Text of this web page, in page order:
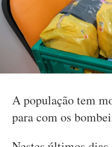
A população tem
para com os